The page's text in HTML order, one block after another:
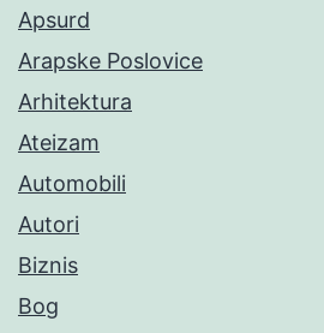
Apsurd
Arapske Poslovice
Arhitektura
Ateizam
Automobili
Autori
Biznis
Bog